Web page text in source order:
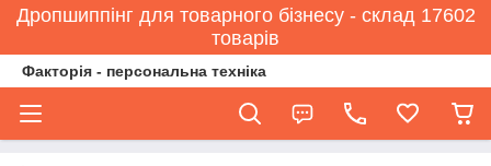
Дропшиппінг для товарного бізнесу - склад 17602
товарів
Факторія - персональна техніка